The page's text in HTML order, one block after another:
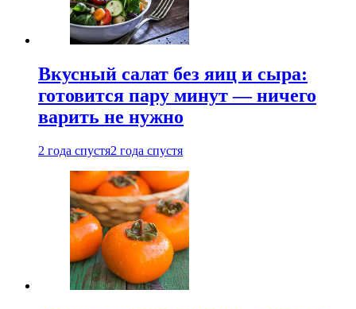
Вкусный салат без яиц и сыра:
готовится пару минут — ничего
варить не нужно
2 года спустя2 года спустя